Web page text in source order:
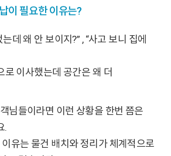
이 필요한 이유는?
데 왜 안 보이지?” , “사고 보니 집에
로 이사했는데 공간은 왜 더
님들이라면 이런 상황을 한번 쯤은
.
유는 물건 배치와 정리가 체계적으로